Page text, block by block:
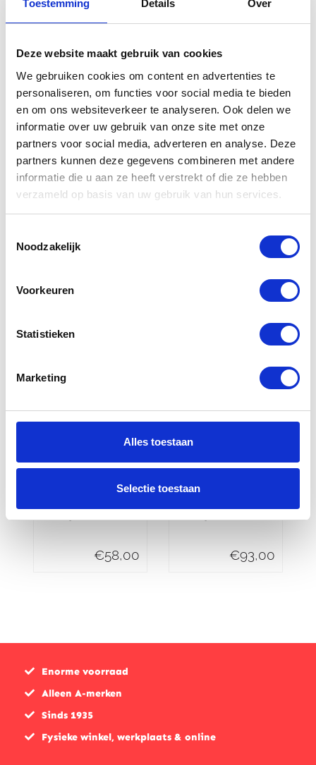
Toestemming Details Over
Deze website maakt gebruik van cookies
We gebruiken cookies om content en advertenties te
personaliseren, om functies voor social media te bieden
en om ons websiteverkeer te analyseren. Ook delen we
informatie over uw gebruik van onze site met onze
partners voor social media, adverteren en analyse. Deze
partners kunnen deze gegevens combineren met andere
informatie die u aan ze heeft verstrekt of die ze hebben
verzameld op basis van uw gebruik van hun services.
Noodzakelijk
Voorkeuren
Statistieken
Marketing
Alles toestaan
Selectie toestaan
Gerelateerde
producten
Fuel 4
Sprintscherm
156,01
Yamaha 12V
MT-07
€58,00
Givi Ruitje
MT-09
€93,00
Enorme voorraad
Alleen A-merken
Sinds 1935
Fysieke winkel, werkplaats & online